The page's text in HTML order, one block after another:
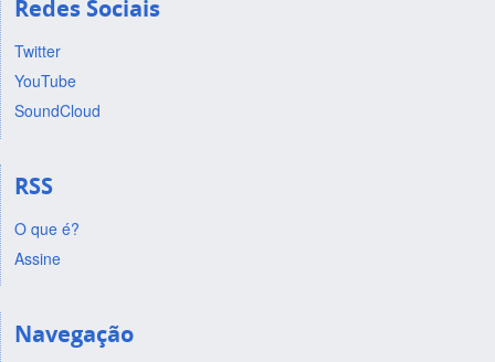
Redes Sociais
Twitter
YouTube
SoundCloud
RSS
O que é?
Assine
Navegação